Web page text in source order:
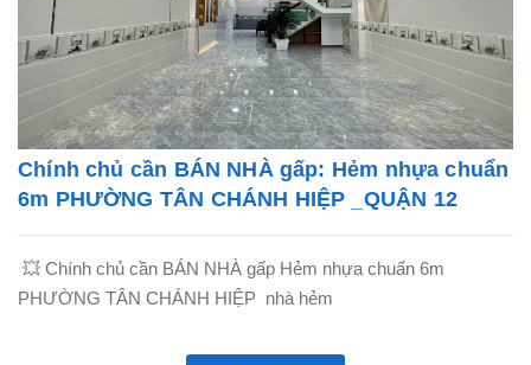
Chính chủ cần BÁN NHÀ gấp: Hẻm nhựa chuẩn
6m PHƯỜNG TÂN CHÁNH HIỆP _QUẬN 12
💥 Chính chủ cần BÁN NHÀ gấp Hẻm nhựa chuẩn 6m
PHƯỜNG TÂN CHÁNH HIỆP nhà hẻm